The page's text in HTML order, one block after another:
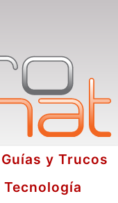
Guías y Trucos
Tecnología